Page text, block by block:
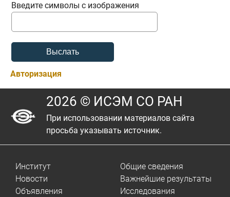
Введите символы с изображения
Авторизация
2026 © ИСЭМ СО РАН
При использовании материалов сайта
просьба указывать источник.
Институт
Новости
Объявления
Общие сведения
Важнейшие результаты
Исследования